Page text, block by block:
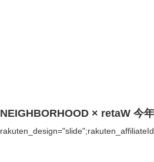
NEIGHBORHOOD × retaW 今